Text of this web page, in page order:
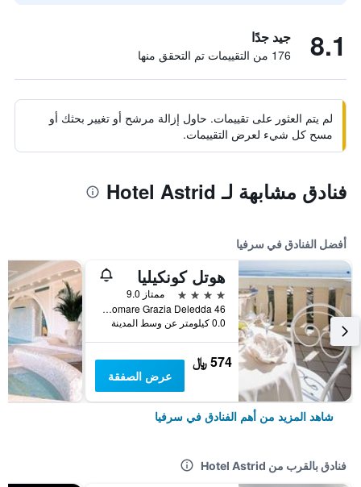
8.1 جيد جدًا
176 من التقييمات تم التحقق منها
لم يتم العثور على تقييمات. حاول إزالة مرشح أو تغيير بحثك أو
مسح كل شيء لعرض التقييمات.
فنادق مشابهة لـ Hotel Astrid
أفضل الفنادق في سرفيا
هوتل كونكيليا
4 نجوم
ممتاز 9.0
Lungomare Grazia Deledda 46, سرفيا, مقاطعة رافينا, إيطاليا
0.0 كيلومتر عن وسط المدينة
574 ﷼
عرض الصفقة
شاهد المزيد من أهم الفنادق في سرفيا
فنادق بالقرب من Hotel Astrid